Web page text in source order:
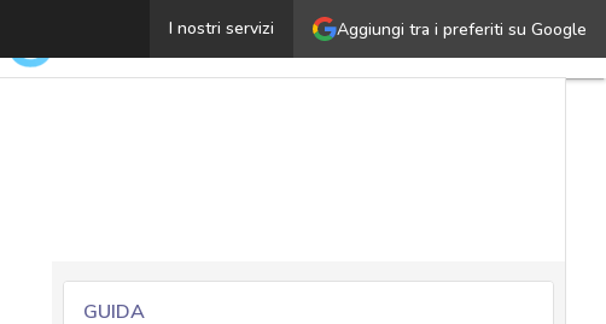
Aggiungi tra i preferiti su Google
I nostri servizi
Dati e strategie: verso i trend di cyber security per il
GUIDA